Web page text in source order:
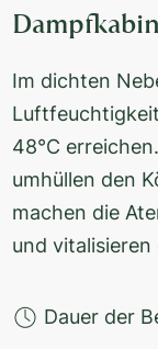
Im dichten
48°C
umhüllen den
machen die
und vitalisieren
Dauer der